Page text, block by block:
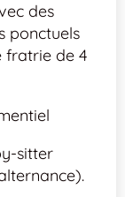
des
ponctuels
fratrie de 4
sitter